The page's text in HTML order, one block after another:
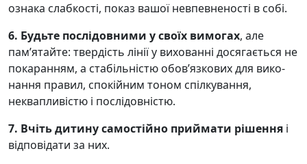
ознака слабкості, показ вашої невпевненості в собі.
6. Будьте послідовними у своїх ви­могах, але
пам’ятайте: твердість лінії у вихованні досягається не
покаранням, а стабільністю обов’язкових для вико­
нання правил, спокійним тоном спілкування,
неквапливістю і послідов­ністю.
7. Вчіть дитину самостійно прий­мати рішення і
відповідати за них.